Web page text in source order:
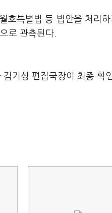
호특별법 등 법안을 처리
로 관측된다.
기성 편집국장이 최종 확